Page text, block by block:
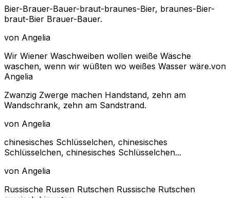
Bier-Brauer-Bauer-braut-braunes-Bier, braunes-Bier-
braut-Bier Brauer-Bauer.
von Angelia
Wir Wiener Waschweiben wollen weiße Wäsche
waschen, wenn wir wüßten wo weißes Wasser wäre.von
Angelia
Zwanzig Zwerge machen Handstand, zehn am
Wandschrank, zehn am Sandstrand.
von Angelia
chinesisches Schlüsselchen, chinesisches
Schlüsselchen, chinesisches Schlüsselchen...
von Angelia
Russische Russen Rutschen Russische Rutschen